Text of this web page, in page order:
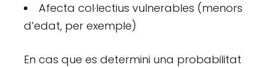
Afecta col·lectius vulnerables (menors
d’edat, per exemple)
En cas que es determini una probabilitat